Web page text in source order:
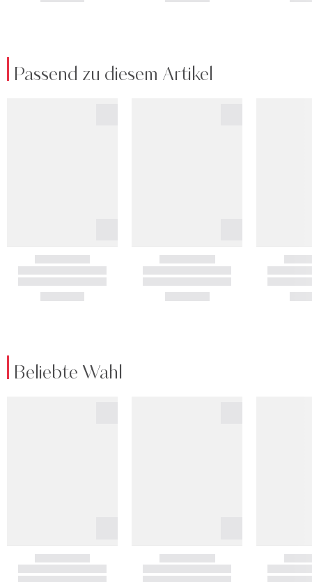
Passend zu diesem Artikel
Beliebte Wahl